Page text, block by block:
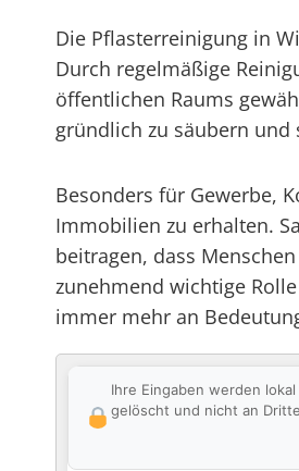
Die Pflasterreinigung in
Durch regelmäßige
öffentlichen Raums
gründlich zu säubern
Besonders für Gewerbe,
Immobilien zu erhalten.
beitragen, dass
zunehmend wichtige
immer mehr an
Ihre Eingaben werden
gelöscht und nicht an